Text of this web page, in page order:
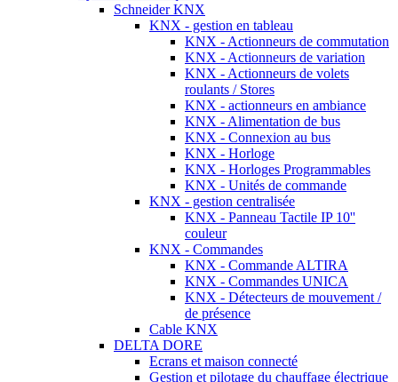
Schneider KNX
KNX - gestion en tableau
KNX - Actionneurs de commutation
KNX - Actionneurs de variation
KNX - Actionneurs de volets
roulants / Stores
KNX - actionneurs en ambiance
KNX - Alimentation de bus
KNX - Connexion au bus
KNX - Horloge
KNX - Horloges Programmables
KNX - Unités de commande
KNX - gestion centralisée
KNX - Panneau Tactile IP 10''
couleur
KNX - Commandes
KNX - Commande ALTIRA
KNX - Commandes UNICA
KNX - Détecteurs de mouvement /
de présence
Cable KNX
DELTA DORE
Ecrans et maison connecté
Gestion et pilotage du chauffage électrique